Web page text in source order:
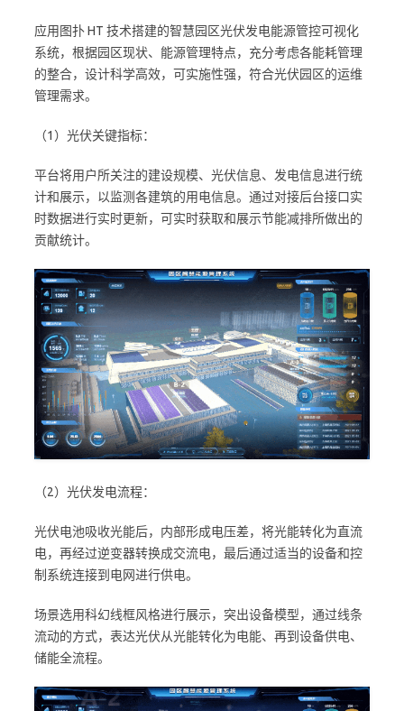
应用图扑 HT 技术搭建的智慧园区光伏发电能源管控可视化
系统，根据园区现状、能源管理特点，充分考虑各能耗管理
的整合，设计科学高效，可实施性强，符合光伏园区的运维
管理需求。
（1）光伏关键指标：
平台将用户所关注的建设规模、光伏信息、发电信息进行统
计和展示，以监测各建筑的用电信息。通过对接后台接口实
时数据进行实时更新，可实时获取和展示节能减排所做出的
贡献统计。
（2）光伏发电流程：
光伏电池吸收光能后，内部形成电压差，将光能转化为直流
电，再经过逆变器转换成交流电，最后通过适当的设备和控
制系统连接到电网进行供电。
场景选用科幻线框风格进行展示，突出设备模型，通过线条
流动的方式，表达光伏从光能转化为电能、再到设备供电、
储能全流程。